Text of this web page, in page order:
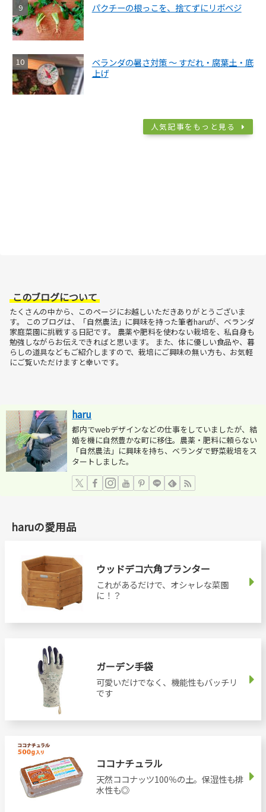
パクチーの根っこを、捨てずにリボベジ
ベランダの暑さ対策 ～ すだれ・腐葉土・底
上げ
人気記事をもっと見る
このブログについて
たくさんの中から、このページにお越しいただきありがとうございま
す。
このブログは、「自然農法」に興味を持った筆者haruが、ベランダ
家庭菜園に挑戦する日記です。
農薬や肥料を使わない栽培を、私自身も
勉強しながらお伝えできればと思います。
また、体に優しい食品や、暮
らしの道具などもご紹介しますので、栽培にご興味の無い方も、お気軽
にご覧いただけますと幸いです。
haru
都内でwebデザインなどの仕事をしていましたが、結
婚を機に自然豊かな町に移住。農薬・肥料に頼らない
「自然農法」に興味を持ち、ベランダで野菜栽培をス
タートしました。
haruの愛用品
ウッドデコ六角プランター
これがあるだけで、オシャレな菜園
に！？
ガーデン手袋
可愛いだけでなく、機能性もバッチリ
です
ココナチュラル
天然ココナッツ100％の土。保湿性も排
水性も◎